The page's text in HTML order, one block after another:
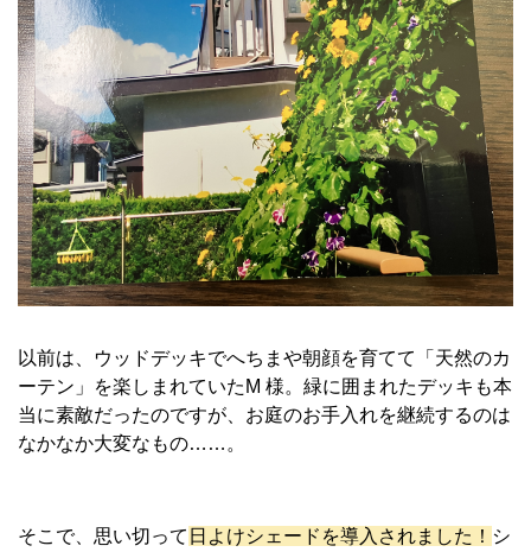
以前は、ウッドデッキでへちまや朝顔を育てて「天然のカ
ーテン」を楽しまれていたM 様。緑に囲まれたデッキも本
当に素敵だったのですが、お庭のお手入れを継続するのは
なかなか大変なもの……。
そこで、思い切って 日よけシェードを導入されました！ シ